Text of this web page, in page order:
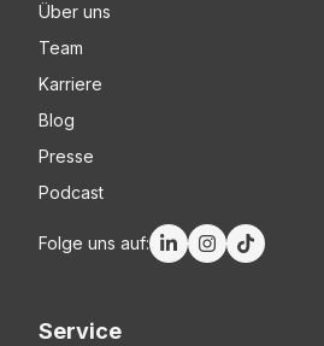
Über uns
Team
Karriere
Blog
Presse
Podcast
Folge uns auf:
Service